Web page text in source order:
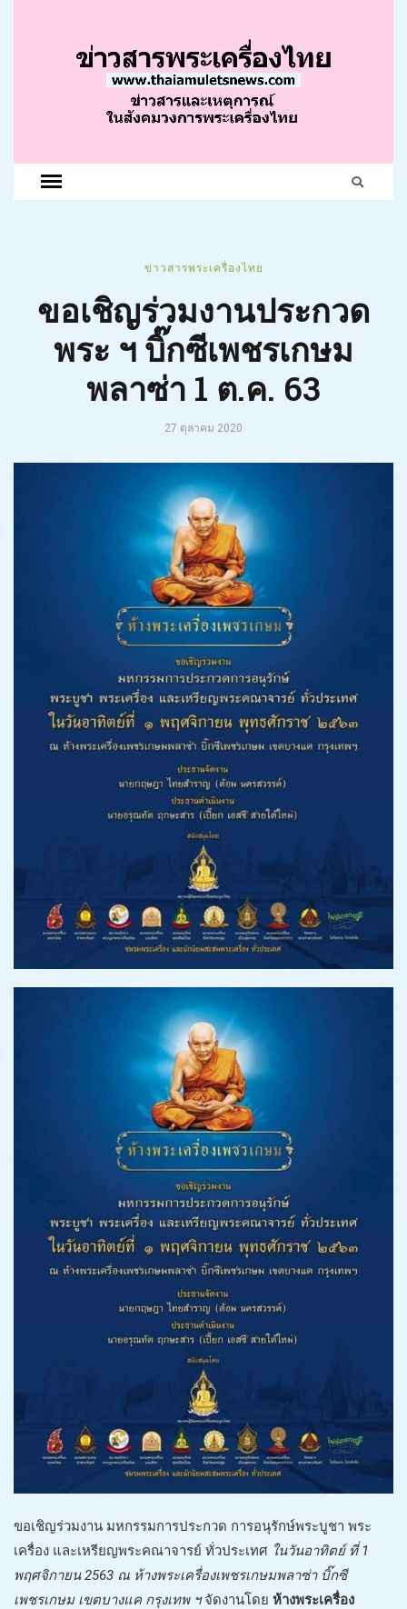
ข่าวสารพระเครื่องไทย
ขอเชิญร่วมงานประกวด
พระ ฯ บิ๊กซีเพชรเกษม
พลาซ่า 1 ต.ค. 63
27 ตุลาคม 2020
ขอเชิญร่วมงาน มหกรรมการประกวด การอนุรักษ์พระบูชา พระ
เครื่อง และเหรียญพระคณาจารย์ ทั่วประเทศ ในวันอาทิตย์ ที่ 1
พฤศจิกายน 2563 ณ ห้างพระเครื่องเพชรเกษมพลาซ่า บิ๊กซี
เพชรเกษม เขตบางแค กรุงเทพ ฯจัดงานโดย ห้างพระเครื่อง